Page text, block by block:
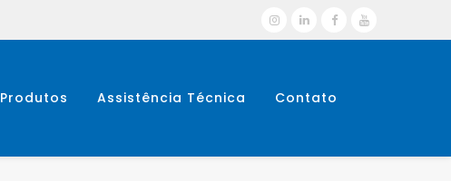
Produtos Assistência Técnica Contato